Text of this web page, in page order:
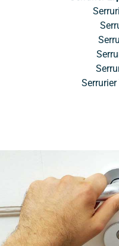
Serrurier